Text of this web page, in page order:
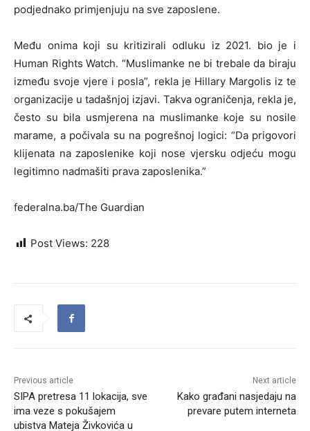
podjednako primjenjuju na sve zaposlene.
Među onima koji su kritizirali odluku iz 2021. bio je i
Human Rights Watch. “Muslimanke ne bi trebale da biraju
između svoje vjere i posla”, rekla je Hillary Margolis iz te
organizacije u tadašnjoj izjavi. Takva ograničenja, rekla je,
često su bila usmjerena na muslimanke koje su nosile
marame, a počivala su na pogrešnoj logici: “Da prigovori
klijenata na zaposlenike koji nose vjersku odjeću mogu
legitimno nadmašiti prava zaposlenika.”
federalna.ba/The Guardian
Post Views: 228
Previous article
SIPA pretresa 11 lokacija, sve
ima veze s pokušajem
ubistva Mateja Živkovića u
Next article
Kako građani nasjedaju na
prevare putem interneta